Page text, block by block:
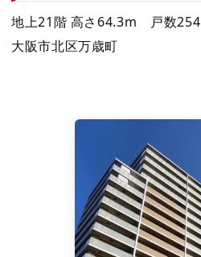
地上21階 高さ64.3m 戸数254
大阪市北区万歳町